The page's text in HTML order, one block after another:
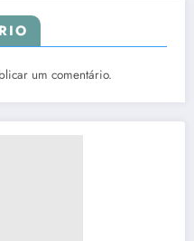
um comentário.